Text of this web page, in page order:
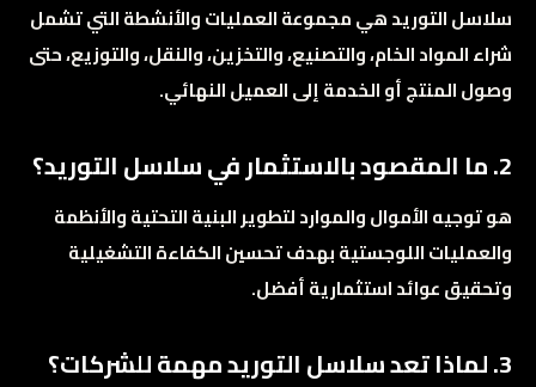
سلاسل التوريد هي مجموعة العمليات والأنشطة التي تشمل
شراء المواد الخام، والتصنيع، والتخزين، والنقل، والتوزيع، حتى
وصول المنتج أو الخدمة إلى العميل النهائي.
2. ما المقصود بالاستثمار في سلاسل التوريد؟
هو توجيه الأموال والموارد لتطوير البنية التحتية والأنظمة
والعمليات اللوجستية بهدف تحسين الكفاءة التشغيلية
وتحقيق عوائد استثمارية أفضل.
3. لماذا تعد سلاسل التوريد مهمة للشركات؟